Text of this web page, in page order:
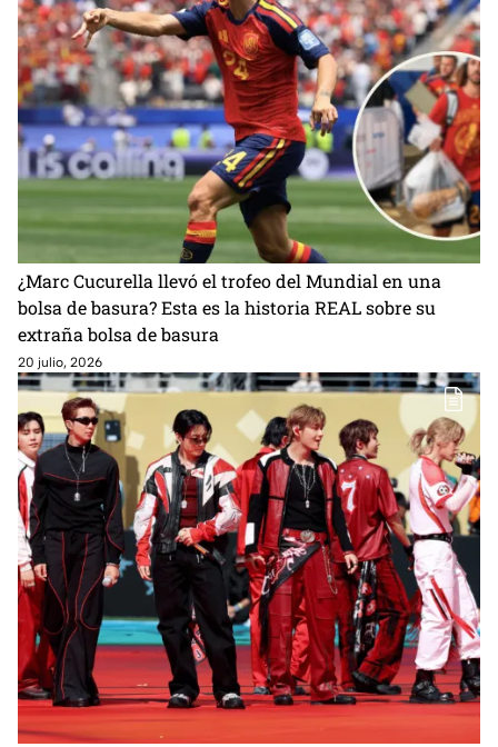
¿Marc Cucurella llevó el trofeo del Mundial en una
bolsa de basura? Esta es la historia REAL sobre su
extraña bolsa de basura
20 julio, 2026